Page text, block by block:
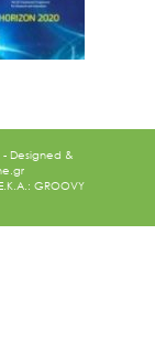
- Designed &
GROOVY